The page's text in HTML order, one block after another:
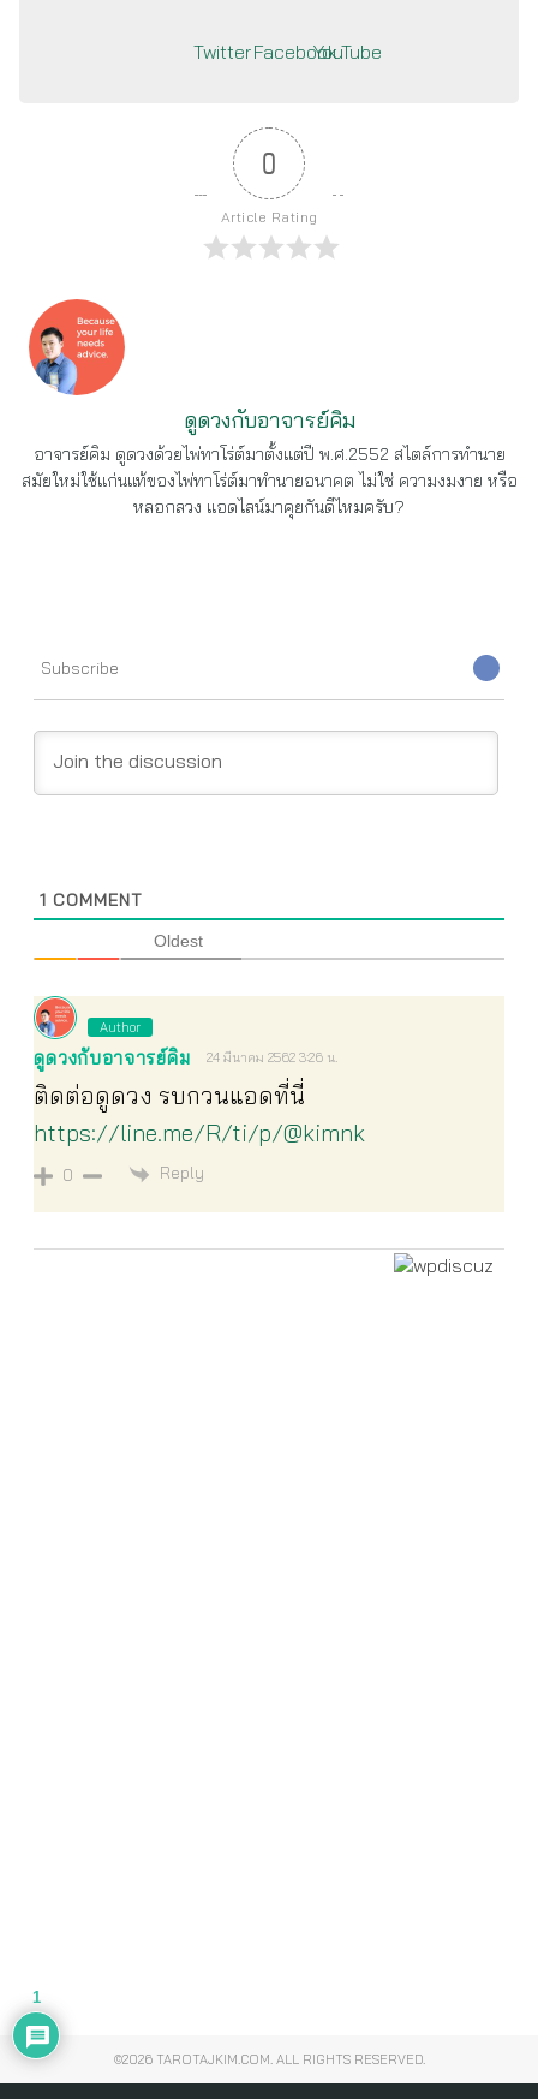
TwitterFacebookYouTube
0
Article Rating
ดูดวงกับอาจารย์คิม
อาจารย์คิม ดูดวงด้วยไพ่ทาโร่ต์มาตั้งแต่ปี พ.ศ.2552 สไตล์การทำนาย
สมัยใหม่ใช้แก่นแท้ของไพ่ทาโร่ต์มาทำนายอนาคต ไม่ใช่ ความงมงาย หรือ
หลอกลวง แอดไลน์มาคุยกันดีไหมครับ?
Subscribe
1 COMMENT
Oldest
Author
ดูดวงกับอาจารย์คิม 24 มีนาคม 2562 3:26 น.
ติดต่อดูดวง รบกวนแอดที่นี่
https://line.me/R/ti/p/@kimnk
0 Reply
©2026 TAROTAJKIM.COM. ALL RIGHTS RESERVED.
1